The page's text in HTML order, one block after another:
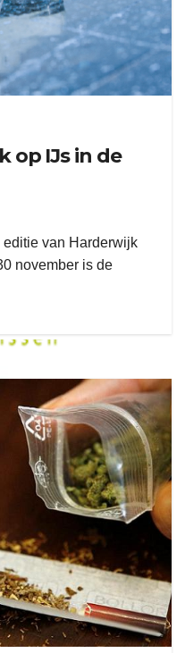
op IJs in de
van Harderwijk
november is de